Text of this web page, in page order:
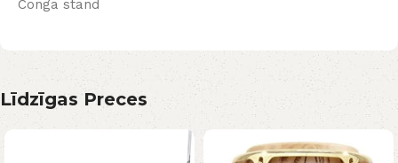
Conga stand
Līdzīgas Preces